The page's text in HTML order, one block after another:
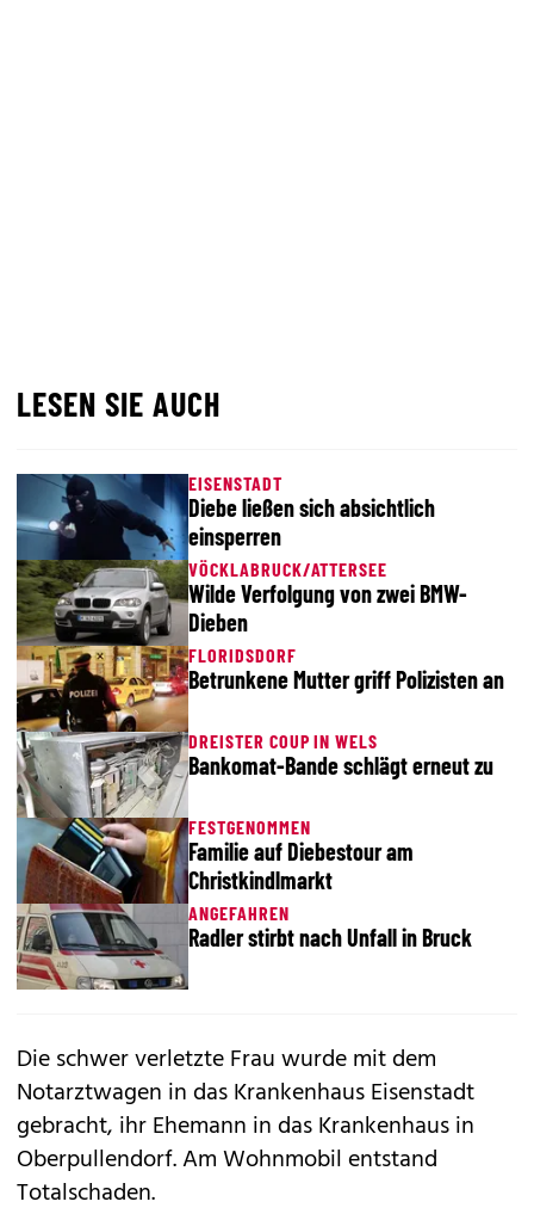
LESEN SIE AUCH
EISENSTADT
Diebe ließen sich absichtlich
einsperren
VÖCKLABRUCK/ATTERSEE
Wilde Verfolgung von zwei BMW-
Dieben
FLORIDSDORF
Betrunkene Mutter griff Polizisten an
DREISTER COUP IN WELS
Bankomat-Bande schlägt erneut zu
FESTGENOMMEN
Familie auf Diebestour am
Christkindlmarkt
ANGEFAHREN
Radler stirbt nach Unfall in Bruck
Die schwer verletzte Frau wurde mit dem
Notarztwagen in das Krankenhaus Eisenstadt
gebracht, ihr Ehemann in das Krankenhaus in
Oberpullendorf. Am Wohnmobil entstand
Totalschaden.